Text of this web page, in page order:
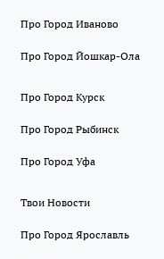
Про Город Иваново
Про Город Йошкар-Ола
Про Город Курск
Про Город Рыбинск
Про Город Уфа
Твои Новости
Про Город Ярославль